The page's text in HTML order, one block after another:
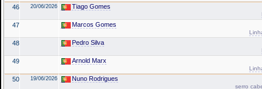
46 20/06/2026 Tiago Gomes
47 Marcos Gomes
48 Pedro Silva
49 Arnold Marx
50 19/06/2026 Nuno Rodrigues
serro